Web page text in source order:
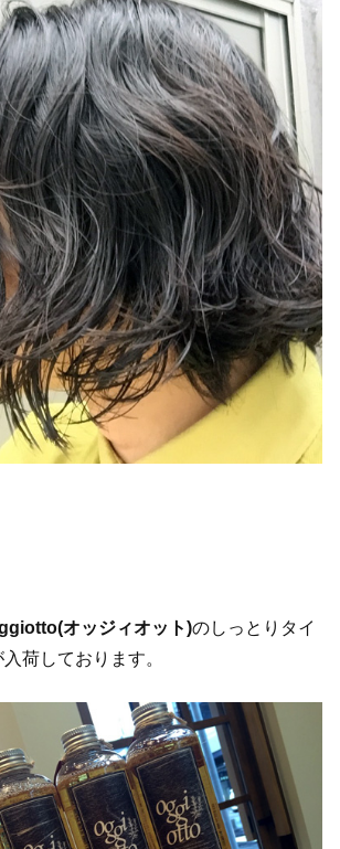
オッジィオット)のしっとりタイ
荷しております。